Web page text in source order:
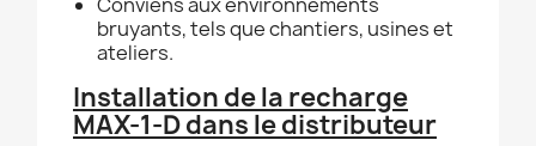
bruyants, tels que chantiers, usines et
ateliers.
Installation de la recharge
MAX-1-D dans le distributeur